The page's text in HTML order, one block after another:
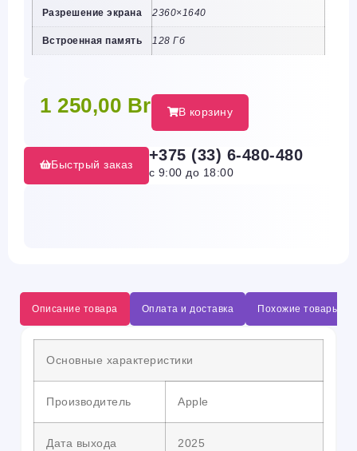
Разрешение экрана 2360×1640
Встроенная память 128 Гб
1 250,00 Br В корзину
Быстрый заказ
+375 (33) 6-480-480
с 9:00 до 18:00
Описание товара Оплата и доставка Похожие товары
Основные характеристики
Производитель Apple
Дата выхода 2025